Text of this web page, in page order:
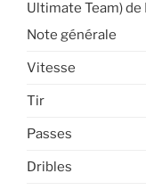
Ultimate Team) de
Note générale
Vitesse
Tir
Passes
Dribles